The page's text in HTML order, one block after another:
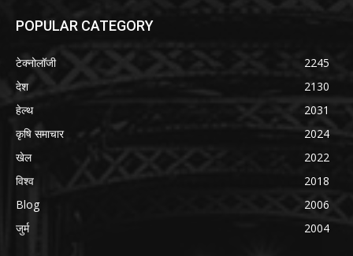
POPULAR CATEGORY
टेक्नोलॉजी
2245
देश
2130
हेल्थ
2031
कृषि समाचार
2024
खेल
2022
विश्व
2018
Blog
2006
जुर्म
2004